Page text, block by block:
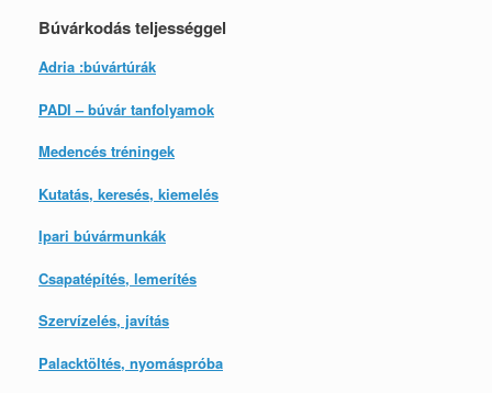
Búvárkodás teljességgel
Adria :búvártúrák
PADI – búvár tanfolyamok
Medencés tréningek
Kutatás, keresés, kiemelés
Ipari búvármunkák
Csapatépítés, lemerítés
Szervízelés, javítás
Palacktöltés, nyomáspróba